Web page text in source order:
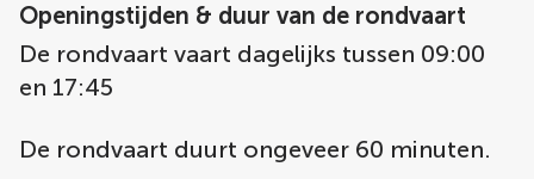
Openingstijden & duur van de rondvaart
De rondvaart vaart dagelijks tussen 09:00
en 17:45
De rondvaart duurt ongeveer 60 minuten.